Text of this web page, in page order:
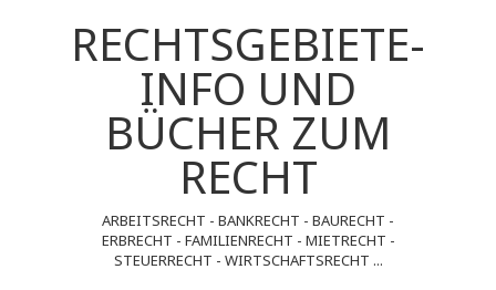
RECHTSGEBIETE-
INFO UND
BÜCHER ZUM
RECHT
ARBEITSRECHT - BANKRECHT - BAURECHT -
ERBRECHT - FAMILIENRECHT - MIETRECHT -
STEUERRECHT - WIRTSCHAFTSRECHT ...